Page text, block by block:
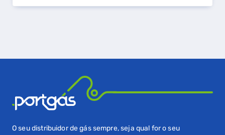
O seu distribuidor de gás sempre, seja qual for o seu